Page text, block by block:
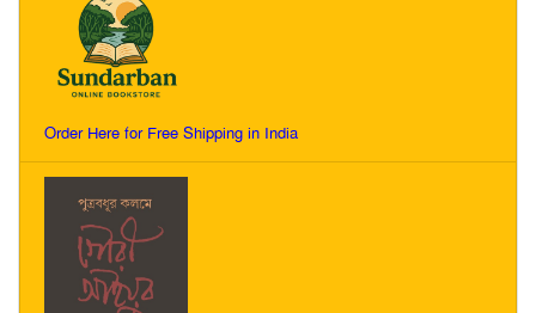
Order Here for Free Shipping in India